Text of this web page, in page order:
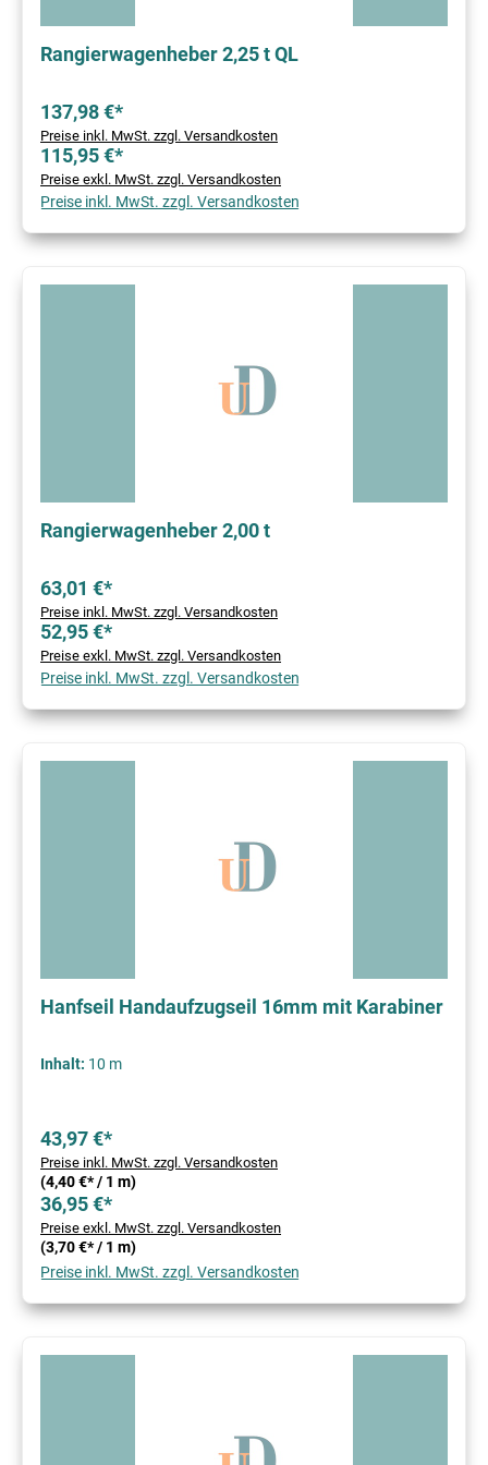
Rangierwagenheber 2,25 t QL
137,98 €*
Preise inkl. MwSt. zzgl. Versandkosten
115,95 €*
Preise exkl. MwSt. zzgl. Versandkosten
Preise inkl. MwSt. zzgl. Versandkosten
Rangierwagenheber 2,00 t
63,01 €*
Preise inkl. MwSt. zzgl. Versandkosten
52,95 €*
Preise exkl. MwSt. zzgl. Versandkosten
Preise inkl. MwSt. zzgl. Versandkosten
Hanfseil Handaufzugseil 16mm mit Karabiner
Inhalt: 10 m
43,97 €*
Preise inkl. MwSt. zzgl. Versandkosten
(4,40 €* / 1 m)
36,95 €*
Preise exkl. MwSt. zzgl. Versandkosten
(3,70 €* / 1 m)
Preise inkl. MwSt. zzgl. Versandkosten